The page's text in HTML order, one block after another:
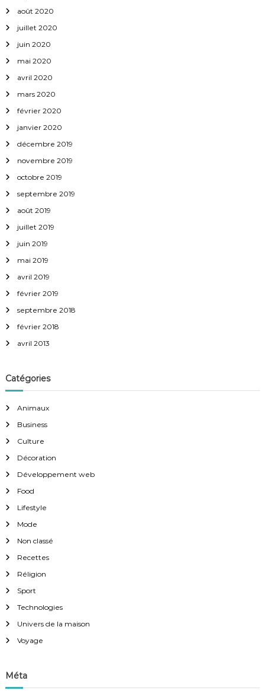
août 2020
juillet 2020
juin 2020
mai 2020
avril 2020
mars 2020
février 2020
janvier 2020
décembre 2019
novembre 2019
octobre 2019
septembre 2019
août 2019
juillet 2019
juin 2019
mai 2019
avril 2019
février 2019
septembre 2018
février 2018
avril 2013
Catégories
Animaux
Business
Culture
Décoration
Développement web
Food
Lifestyle
Mode
Non classé
Recettes
Réligion
Sport
Technologies
Univers de la maison
Voyage
Méta